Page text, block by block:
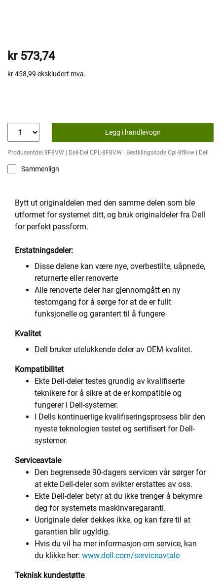
kr 573,74
kr 458,99 ekskludert mva.
Legg i handlevogn
Produsentdel 8F8VW | Dell-Del CPL-8F8VW | Bestillingskode Cpl-8f8vw | Dell
Sammenlign
Bytt ut originaldelen med den samme delen som ble
utformet for systemet ditt, og bruk originaldeler fra Dell
for perfekt passform.
Erstatningsdeler:
Disse delene kan være nye, overbestilte, uåpnede,
returnerte eller renoverte
Alle renoverte deler har gjennomgått en ny
testomgang for å sørge for at de er fullt
funksjonelle og garantert til å fungere
Kvalitet
Dell bruker utelukkende deler av OEM-kvalitet.
Kompatibilitet
Ekte Dell-deler testes grundig av kvalifiserte
teknikere for å sikre at de er kompatible og
fungerer i Dell-systemer.
I Dells kontinuerlige kvalifiseringsprosess blir den
nyeste teknologien testet og sertifisert for Dell-
systemer.
Serviceavtale
Den begrensede 90-dagers servicen vår sørger for
at ekte Dell-deler som svikter erstattes av oss.
Ekte Dell-deler betyr at du ikke trenger å bekymre
deg for systemets maskinvaregaranti.
Uoriginale deler dekkes ikke, og kan føre til at
garantien blir ugyldig.
Hvis du vil ha mer informasjon om service, kan
du klikke her: www.dell.com/serviceavtale
Teknisk kundestøtte